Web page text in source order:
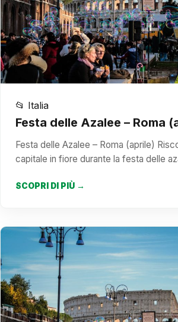
📂 Italia
Festa delle Azalee – Roma
Festa delle Azalee – Roma (aprile)
capitale in fiore durante la festa delle
SCOPRI DI PIÙ →